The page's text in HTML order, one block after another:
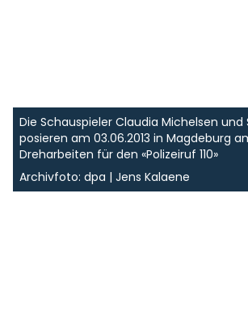
Die Schauspieler Claudia Michelsen und
posieren am 03.06.2013 in Magdeburg
Dreharbeiten für den «Polizeiruf 110»
Archivfoto: dpa | Jens Kalaene